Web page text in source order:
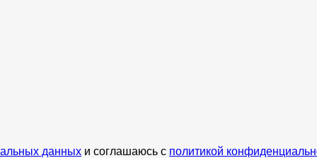
данных и соглашаюсь с политикой